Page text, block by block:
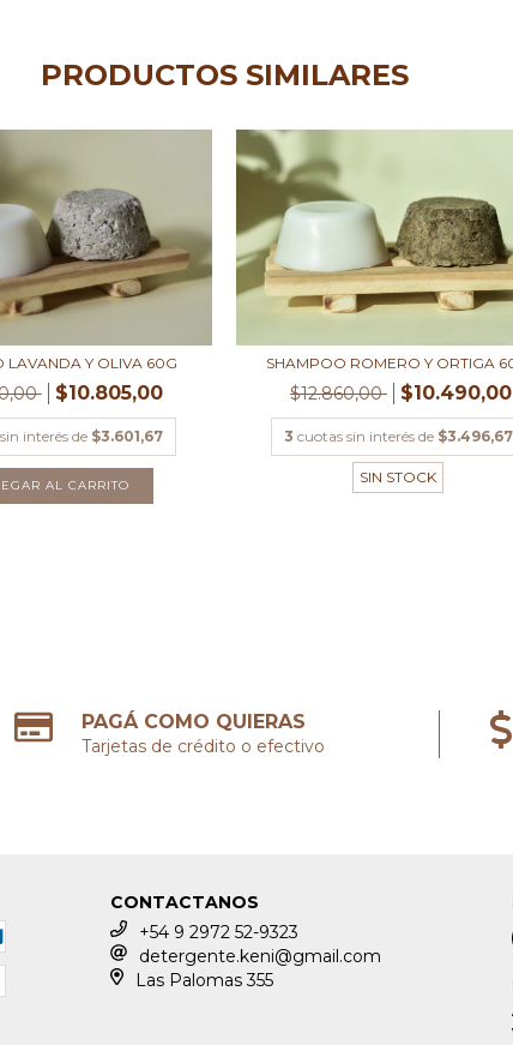
PRODUCTOS SIMILARES
LAVANDA Y OLIVA 60G
$10.805,00
interés de $3.601,67
SHAMPOO ROMERO Y ORTIGA
$12.860,00 $10.490,00
3 cuotas sin interés de $3.496,67
SIN STOCK
PAGÁ COMO QUIERAS
Tarjetas de crédito o efectivo
CONTACTANOS
+54 9 2972 52-9323
detergente.keni@gmail.com
Las Palomas 355